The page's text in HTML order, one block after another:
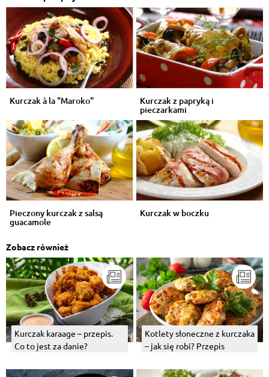
Kurczak à la "Maroko" Kurczak z papryką i
pieczarkami
Pieczony kurczak z salsą
guacamole
Kurczak w boczku
Zobacz również
Kurczak karaage – przepis.
Co to jest za danie?
Kotlety słoneczne z kurczaka
– jak się robi? Przepis